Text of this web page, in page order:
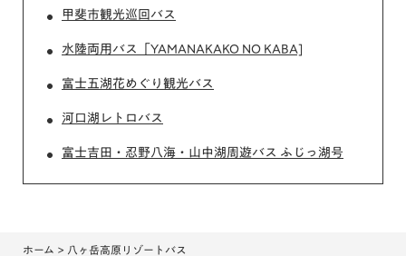
甲斐市観光巡回バス
水陸両用バス「YAMANAKAKO NO KABA]
富士五湖花めぐり観光バス
河口湖レトロバス
富士吉田・忍野八海・山中湖周遊バス ふじっ湖号
ホーム > 八ヶ岳高原リゾートバス